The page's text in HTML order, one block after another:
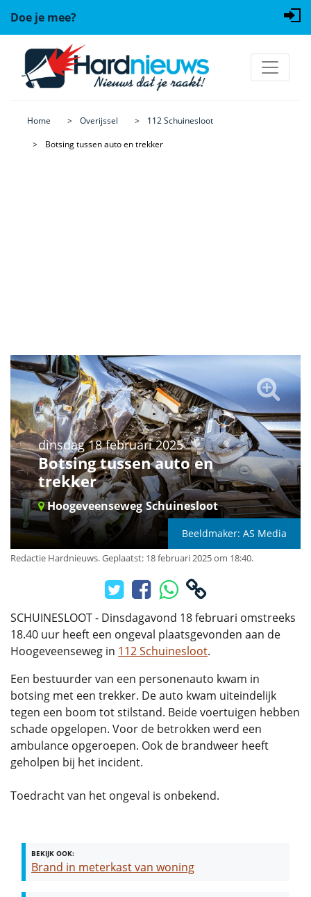
Doe je mee?
Home Overijssel
112 Schuinesloot
Botsing tussen auto en trekker
dinsdag 18 februari 2025
Botsing tussen auto en
trekker
Hoogeveenseweg Schuinesloot
Beeldmaker: AS Media
Redactie Hardnieuws.Geplaatst: 18 februari 2025 om 18:40.
SCHUINESLOOT - Dinsdagavond 18 februari omstreeks
18.40 uur heeft een ongeval plaatsgevonden aan de
Hoogeveenseweg in 112 Schuinesloot.
Een bestuurder van een personenauto kwam in
botsing met een trekker. De auto kwam uiteindelijk
tegen een boom tot stilstand. Beide voertuigen hebben
schade opgelopen. Voor de betrokken werd een
ambulance opgeroepen. Ook de brandweer heeft
geholpen bij het incident.
Toedracht van het ongeval is onbekend.
BEKIJK OOK:
Brand in meterkast van woning